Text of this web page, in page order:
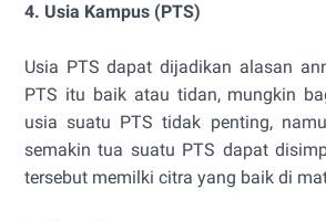
4. Usia Kampus (PTS)
Usia PTS dapat dijadikan alasan
PTS itu baik atau tidan, mungkin
usia suatu PTS tidak penting,
semakin tua suatu PTS dapat
tersebut memilki citra yang baik di